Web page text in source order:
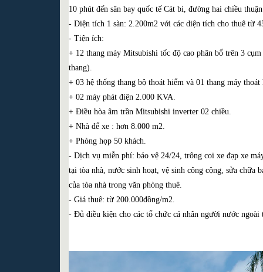
10 phút đến sân bay quốc tế Cát bi, đường hai chiều
- Diện tích 1 sàn: 2.200m2 với các diện tích cho thuê từ
- Tiện ích:
+ 12 thang máy Mitsubishi tốc độ cao phân bổ trên 3
thang).
+ 03 hệ thống thang bộ thoát hiểm và 01 thang máy thoát
+ 02 máy phát điện 2.000 KVA.
+ Điều hòa âm trần Mitsubishi inverter 02 chiều.
+ Nhà để xe : hơn 8.000 m2.
+ Phòng họp 50 khách.
- Dịch vụ miễn phí: bảo vệ 24/24, trông coi xe đạp xe
tại tòa nhà, nước sinh hoạt, vệ sinh công cộng, sửa chữa
của tòa nhà trong văn phòng thuê.
- Giá thuê: từ 200.000đồng/m2.
- Đủ điều kiện cho các tổ chức cá nhân người nước ngoài